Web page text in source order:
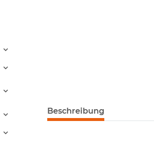
weitere Registerkarten anzeigen
Beschreibung